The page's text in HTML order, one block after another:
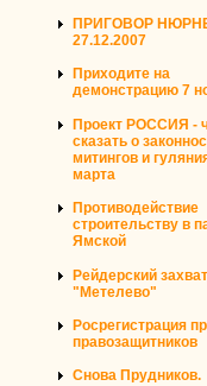
ПРИГОВОР
27.12.2007
Приходите на
демонстрацию 7
Проект РОССИЯ -
сказать о
митингов и
марта
Противодействие
строительству в
Ямской
Рейдерский
"Метелево"
Росрегистрация
правозащитников
Снова Прудников.